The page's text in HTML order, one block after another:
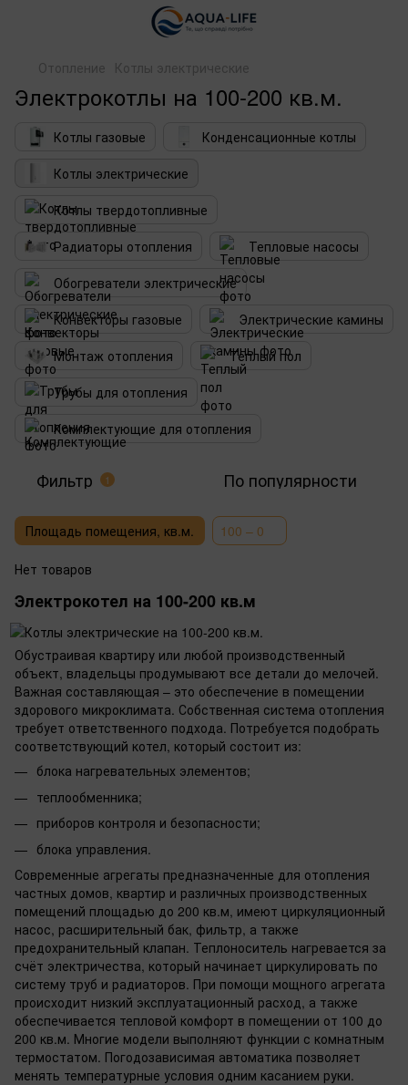
Отопление Котлы электрические
Электрокотлы на 100-200 кв.м.
Котлы газовые
Конденсационные котлы
Котлы электрические
Котлы твердотопливные
Радиаторы отопления
Тепловые насосы
Обогреватели электрические
Конвекторы газовые
Электрические камины
Монтаж отопления
Теплый пол
Трубы для отопления
Комплектующие для отопления
Фильтр 1 По популярности
Площадь помещения, кв.м. 100 – 0
Нет товаров
Электрокотел на 100-200 кв.м
Обустраивая квартиру или любой производственный
объект, владельцы продумывают все детали до мелочей.
Важная составляющая – это обеспечение в помещении
здорового микроклимата. Собственная система отопления
требует ответственного подхода. Потребуется подобрать
соответствующий котел, который состоит из:
блока нагревательных элементов;
теплообменника;
приборов контроля и безопасности;
блока управления.
Современные агрегаты предназначенные для отопления
частных домов, квартир и различных производственных
помещений площадью до 200 кв.м, имеют циркуляционный
насос, расширительный бак, фильтр, а также
предохранительный клапан. Теплоноситель нагревается за
счёт электричества, который начинает циркулировать по
систему труб и радиаторов. При помощи мощного агрегата
происходит низкий эксплуатационный расход, а также
обеспечивается тепловой комфорт в помещении от 100 до
200 кв.м. Многие модели выполняют функции с комнатным
термостатом. Погодозависимая автоматика позволяет
менять температурные условия одним касанием руки.